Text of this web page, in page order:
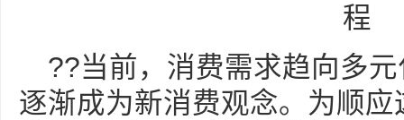
??当前，消费需求趋向多元
逐渐成为新消费观念。为顺